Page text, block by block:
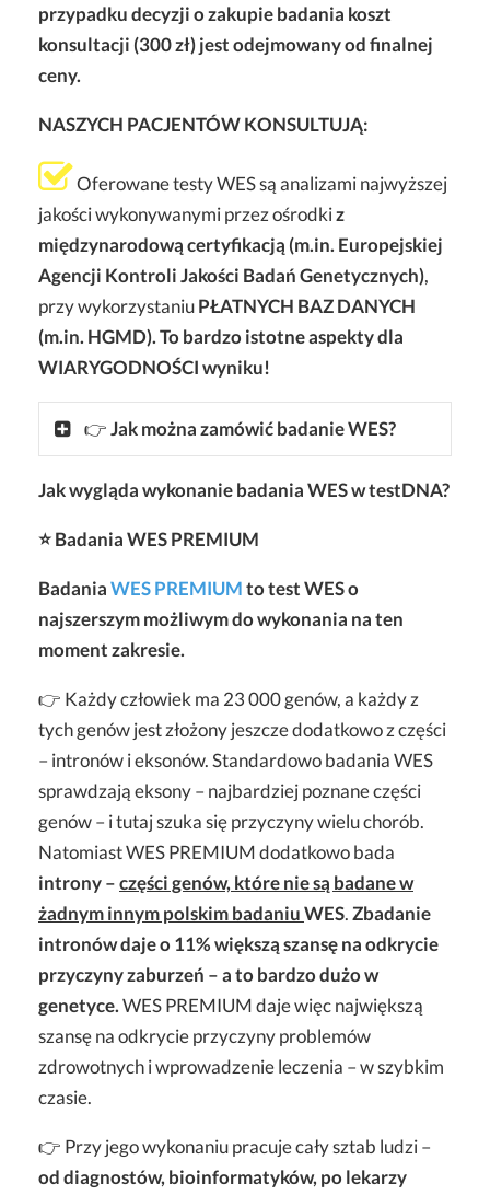
przypadku decyzji o zakupie badania koszt
konsultacji (300 zł) jest odejmowany od finalnej
ceny.
NASZYCH PACJENTÓW KONSULTUJĄ:
Oferowane testy WES są analizami najwyższej
jakości wykonywanymi przez ośrodkiz
międzynarodową certyfikacją (m.in. Europejskiej
Agencji Kontroli Jakości Badań Genetycznych),
przy wykorzystaniuPŁATNYCH BAZ DANYCH
(m.in. HGMD). To bardzo istotne aspekty dla
WIARYGODNOŚCI wyniku!
👉Jak można zamówić badanie WES?
Jak wygląda wykonanie badania WES w testDNA?
⭐ Badania WES PREMIUM
BadaniaWES PREMIUMto test WES o
najszerszym możliwym do wykonania na ten
moment zakresie.
👉 Każdy człowiek ma 23 000 genów, a każdy z
tych genów jest złożony jeszcze dodatkowo z części
– intronów i eksonów. Standardowo badania WES
sprawdzają eksony – najbardziej poznane części
genów – i tutaj szuka się przyczyny wielu chorób.
Natomiast WES PREMIUM dodatkowo bada
introny –części genów, które nie są badane w
żadnym innym polskim badaniuWES.Zbadanie
intronów daje o 11% większą szansę na odkrycie
przyczyny zaburzeń – a to bardzo dużo w
genetyce.WES PREMIUM daje więc największą
szansę na odkrycie przyczyny problemów
zdrowotnych i wprowadzenie leczenia – w szybkim
czasie.
👉 Przy jego wykonaniu pracuje cały sztab ludzi –
od diagnostów, bioinformatyków, po lekarzy